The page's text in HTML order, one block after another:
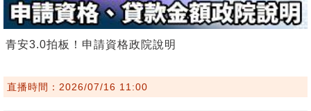
青安3.0拍板！申請資格政院說明
直播時間：2026/07/16 11:00